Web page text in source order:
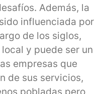
Además, la
influenciada por
de los siglos,
y puede ser un
empresas que
de sus servicios,
pobladas pero